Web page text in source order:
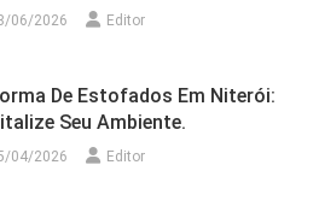
06/2026 Editor
De Estofados Em Niterói:
Seu Ambiente.
04/2026 Editor